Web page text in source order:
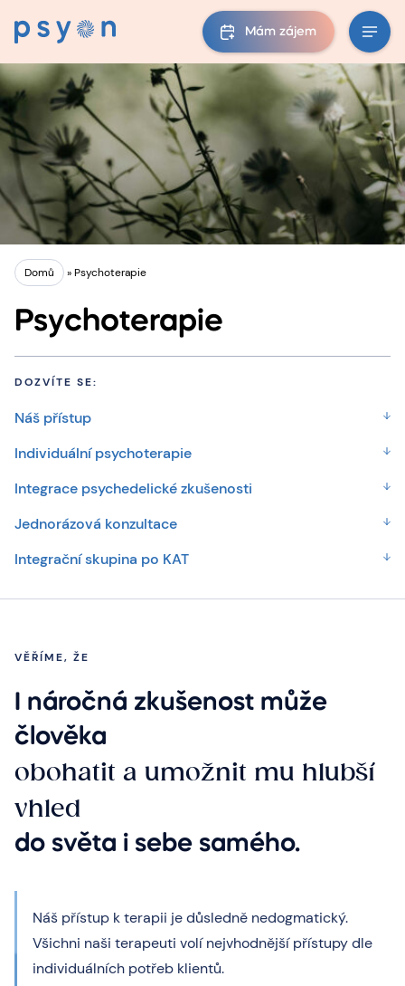
Mám zájem
Domů »Psychoterapie
Psychoterapie
DOZVÍTE SE:
Náš přístup
Individuální psychoterapie
Integrace psychedelické zkušenosti
Jednorázová konzultace
Integrační skupina po KAT
VĚŘÍME, ŽE
I náročná zkušenost může
člověka
obohatit a umožnit mu hlubší
vhled
do světa i sebe samého.
Náš přístup k terapii je důsledně nedogmatický.
Všichni naši terapeuti volí nejvhodnější přístupy dle
individuálních potřeb klientů.